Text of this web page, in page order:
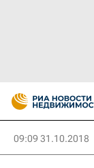
09:09 31.10.2018